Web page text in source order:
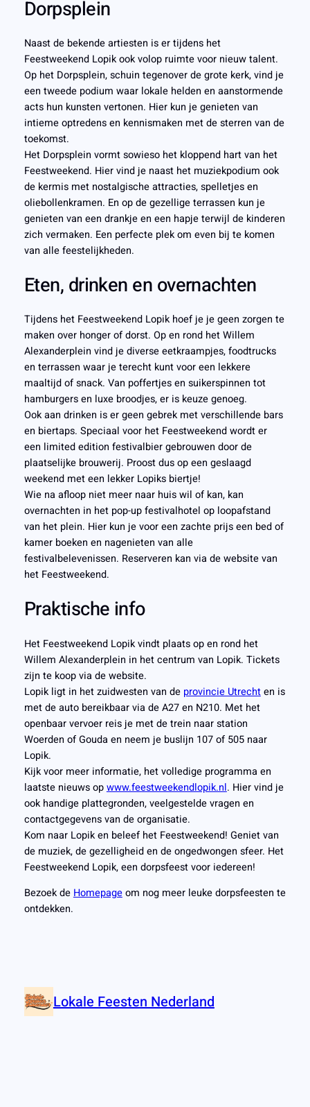
Dorpsplein
Naast de bekende artiesten is er tijdens het
Feestweekend Lopik ook volop ruimte voor nieuw talent.
Op het Dorpsplein, schuin tegenover de grote kerk, vind je
een tweede podium waar lokale helden en aanstormende
acts hun kunsten vertonen. Hier kun je genieten van
intieme optredens en kennismaken met de sterren van de
toekomst.
Het Dorpsplein vormt sowieso het kloppend hart van het
Feestweekend. Hier vind je naast het muziekpodium ook
de kermis met nostalgische attracties, spelletjes en
oliebollenkramen. En op de gezellige terrassen kun je
genieten van een drankje en een hapje terwijl de kinderen
zich vermaken. Een perfecte plek om even bij te komen
van alle feestelijkheden.
Eten, drinken en overnachten
Tijdens het Feestweekend Lopik hoef je je geen zorgen te
maken over honger of dorst. Op en rond het Willem
Alexanderplein vind je diverse eetkraampjes, foodtrucks
en terrassen waar je terecht kunt voor een lekkere
maaltijd of snack. Van poffertjes en suikerspinnen tot
hamburgers en luxe broodjes, er is keuze genoeg.
Ook aan drinken is er geen gebrek met verschillende bars
en biertaps. Speciaal voor het Feestweekend wordt er
een limited edition festivalbier gebrouwen door de
plaatselijke brouwerij. Proost dus op een geslaagd
weekend met een lekker Lopiks biertje!
Wie na afloop niet meer naar huis wil of kan, kan
overnachten in het pop-up festivalhotel op loopafstand
van het plein. Hier kun je voor een zachte prijs een bed of
kamer boeken en nagenieten van alle
festivalbelevenissen. Reserveren kan via de website van
het Feestweekend.
Praktische info
Het Feestweekend Lopik vindt plaats op en rond het
Willem Alexanderplein in het centrum van Lopik. Tickets
zijn te koop via de website.
Lopik ligt in het zuidwesten van de provincie Utrechten is
met de auto bereikbaar via de A27 en N210. Met het
openbaar vervoer reis je met de trein naar station
Woerden of Gouda en neem je buslijn 107 of 505 naar
Lopik.
Kijk voor meer informatie, het volledige programma en
laatste nieuws opwww.feestweekendlopik.nl. Hier vind je
ook handige plattegronden, veelgestelde vragen en
contactgegevens van de organisatie.
Kom naar Lopik en beleef het Feestweekend! Geniet van
de muziek, de gezelligheid en de ongedwongen sfeer. Het
Feestweekend Lopik, een dorpsfeest voor iedereen!
Bezoek de Homepageom nog meer leuke dorpsfeesten te
ontdekken.
Lokale Feesten Nederland